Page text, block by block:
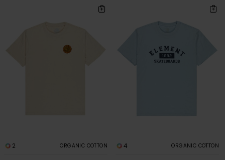
2 ORGANIC COTTON 4 ORGANIC COTTON